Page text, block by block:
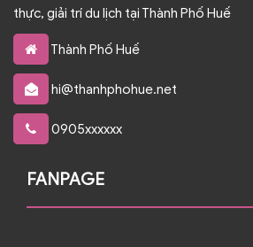
thực, giải trí du lịch tại Thành Phố Huế
Thành Phố Huế
hi@thanhphohue.net
0905xxxxxx
FANPAGE